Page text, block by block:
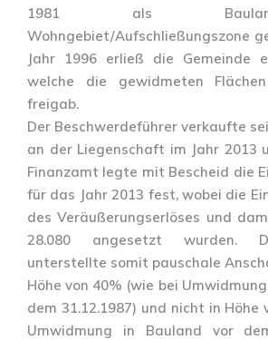
1981 als
Wohngebiet/Aufschließungszone
Jahr 1996 erließ die Gemeinde
welche die gewidmeten
freigab.
Der Beschwerdeführer verkaufte
an der Liegenschaft im Jahr 2013
Finanzamt legte mit Bescheid die
für das Jahr 2013 fest, wobei die
des Veräußerungserlöses und
28.080 angesetzt wurden.
unterstellte somit pauschale
Höhe von 40% (wie bei
dem 31.12.1987) und nicht in Höhe
Umwidmung in Bauland vor